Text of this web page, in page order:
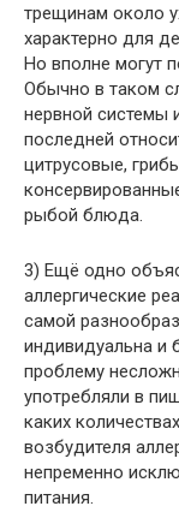
трещинам около
характерно для
Но вполне могут
Обычно в таком
нервной системы
последней
цитрусовые,
рыбой блюда.
3) Ещё одно
аллергические
самой
индивидуальна и
проблему
употребляли в
каких
возбудителя
непременно
питания.